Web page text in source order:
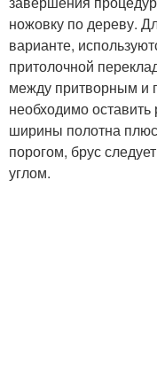
ножовку по дереву.
варианте,
притолочной
между притворным и
необходимо
ширины полотна
порогом, брус
углом.